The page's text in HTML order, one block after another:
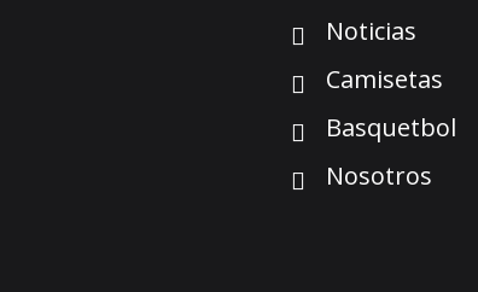
Noticias
Camisetas
Basquetbol
Nosotros